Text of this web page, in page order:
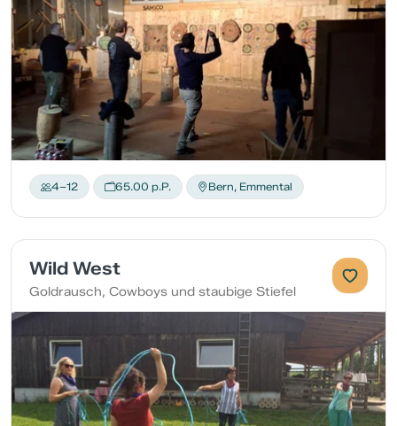
4–12 65.00 p.P. Bern, Emmental
Wild West
Goldrausch, Cowboys und staubige Stiefel